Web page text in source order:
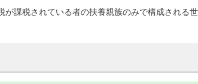
が課税されている者の扶養親族のみで構成される